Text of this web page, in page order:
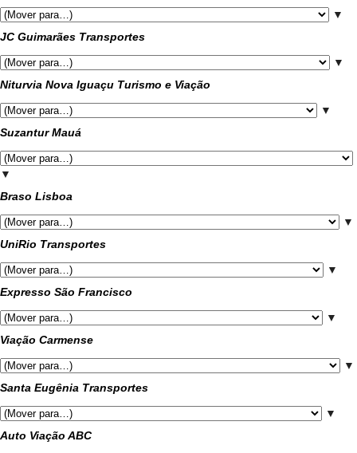
▼
JC Guimarães Transportes
▼
Niturvia Nova Iguaçu Turismo e Viação
▼
Suzantur Mauá
▼
Braso Lisboa
▼
UniRio Transportes
▼
Expresso São Francisco
▼
Viação Carmense
▼
Santa Eugênia Transportes
▼
Auto Viação ABC